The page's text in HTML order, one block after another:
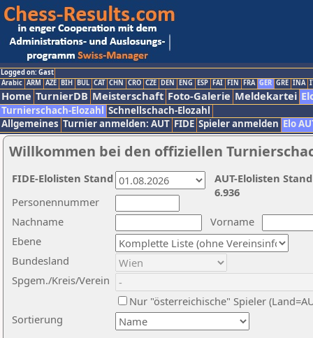
Logged on: Gast
Arabic ARM AZE BIH BUL CAT CHN CRO CZE DEN ENG ESP FAI FIN FRA GER GRE INA
Home TurnierDB Meisterschaft Foto-Galerie Meldekartei
Turnierschach-Elozahl Schnellschach-Elozahl
Allgemeines Turnier anmelden: AUT FIDE Spieler anmelden Elo
Willkommen bei den offiziellen
Nachname
Vorname
Ebene
Sortierung
Personennummer
Bundesland
Spgem./Kreis/Verein
Nur "österreichische" Spieler
AUT-Elolisten
6.936
FIDE-Elolisten Stand